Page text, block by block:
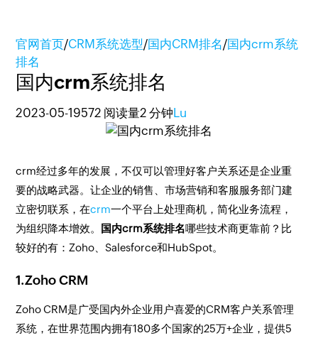
官网首页/CRM系统选型/国内CRM排名/国内crm系统
排名
国内crm系统排名
2023-05-19572 阅读量2 分钟 Lu
crm经过多年的发展，不仅可以管理好客户关系还是企业重
要的战略武器。让企业的销售、市场营销和客服服务部门建
立密切联系，在crm一个平台上处理商机，简化业务流程，
为组织降本增效。 国内crm系统排名哪些技术商更靠前？比
较好的有：Zoho、Salesforce和HubSpot。
1.Zoho CRM
Zoho CRM是广受国内外企业用户喜爱的CRM客户关系管理
系统，在世界范围内拥有180多个国家的25万+企业，提供5